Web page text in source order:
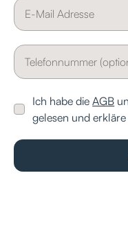
Ich habe dieAGB
gelesen und